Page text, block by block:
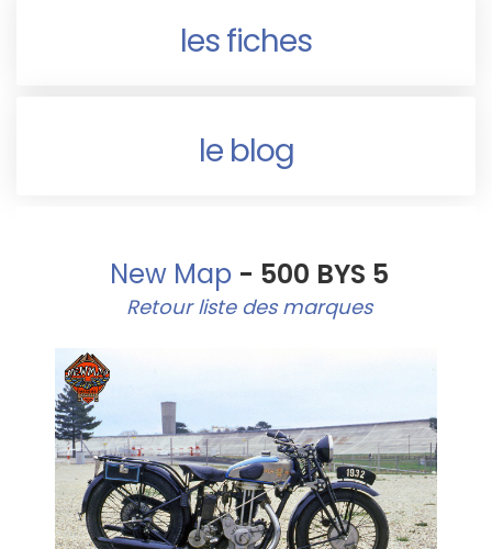
les fiches
le blog
New Map - 500 BYS 5
Retour liste des marques